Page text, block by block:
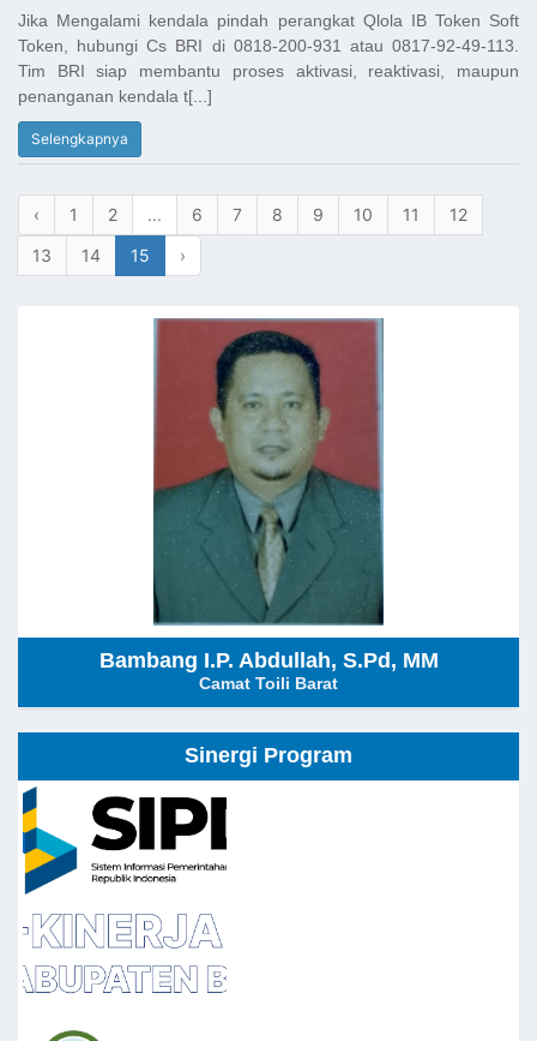
Jika Mengalami kendala pindah perangkat Qlola IB Token Soft
Token, hubungi Cs BRI di 0818-200-931 atau 0817-92-49-113.
Tim BRI siap membantu proses aktivasi, reaktivasi, maupun
penanganan kendala t[...]
Selengkapnya
‹ 1 2 ... 6 7 8 9 10 11
12
13
14 15 ›
Bambang I.P. Abdullah, S.Pd, MM
Camat Toili Barat
Sinergi Program